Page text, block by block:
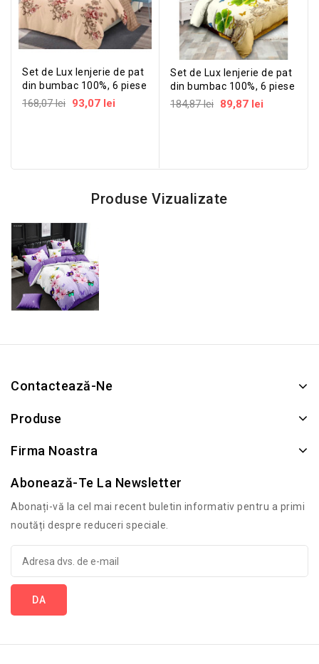
Set de Lux lenjerie de pat
din bumbac 100%, 6 piese
168,07 lei 93,07 lei
Set de Lux lenjerie de pat
din bumbac 100%, 6 piese
184,87 lei 89,87 lei
Produse Vizualizate
Contactează-Ne
Produse
Firma Noastra
Abonează-Te La Newsletter
Abonați-vă la cel mai recent buletin informativ pentru a primi
noutăți despre reduceri speciale.